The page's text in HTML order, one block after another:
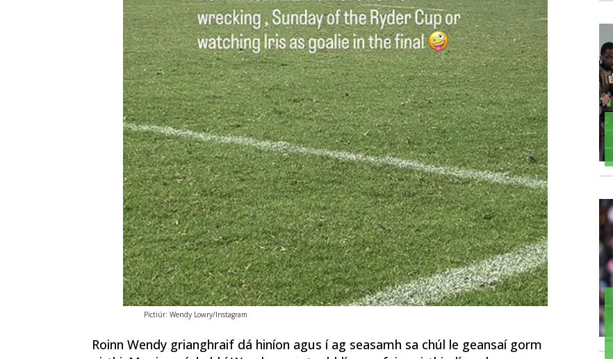
Pictiúr: Wendy Lowry/Instagram
Roinn Wendy grianghraif dá hiníon agus í ag seasamh sa chúl le geansaí gorm